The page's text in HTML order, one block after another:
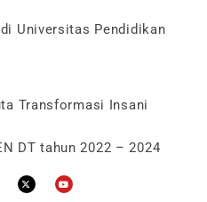
Universitas Pendidikan
Transformasi Insani
DT tahun 2022 – 2024